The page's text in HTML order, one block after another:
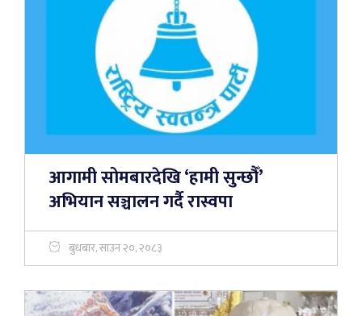
आगामी सोमबारदेखि ‘हामी सुन्छौँ’
अभियान सञ्चालन गर्दै रास्वपा
बुधबार, साउन २०, २०८३